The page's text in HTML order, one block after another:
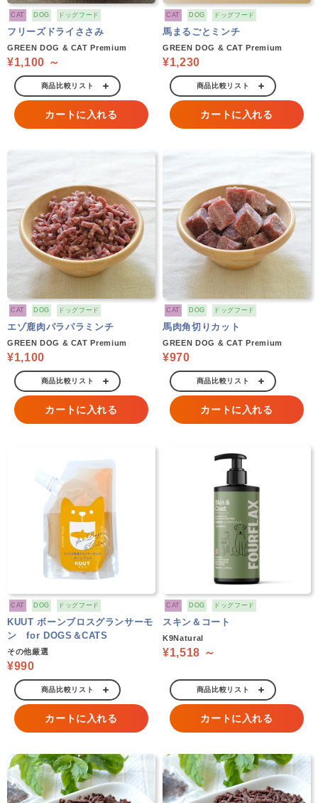
CAT DOG ドッグフード
フリーズドライささみ
GREEN DOG & CAT Premium
¥1,100 ～
商品比較リスト
カートに入れる
CAT DOG ドッグフード
馬まるごとミンチ
GREEN DOG & CAT Premium
¥1,230
商品比較リスト
カートに入れる
CAT DOG ドッグフード
エゾ鹿肉パラパラミンチ
GREEN DOG & CAT Premium
¥1,100
商品比較リスト
カートに入れる
CAT DOG ドッグフード
馬肉角切りカット
GREEN DOG & CAT Premium
¥970
商品比較リスト
カートに入れる
CAT DOG ドッグフード
KUUT ボーンブロスグランサーモ
ン for DOGS＆CATS
その他厳選
¥990
商品比較リスト
カートに入れる
CAT DOG ドッグフード
スキン＆コート
K9Natural
¥1,518 ～
商品比較リスト
カートに入れる